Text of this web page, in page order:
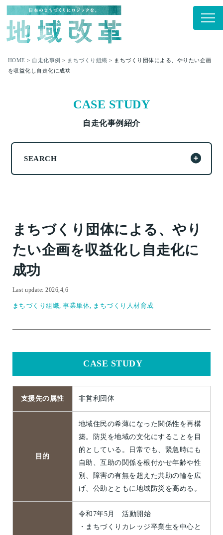
HOME > 自走化事例 > まちづくり組織 > まちづくり団体による、やりたい企画
を収益化し自走化に成功
CASE STUDY
自走化事例紹介
SEARCH
団体属性
まちづくり組織/ 自治体/企業
事例
事業単体/プロジェクト全体
まちづくり団体による、やり
たい企画を収益化し自走化に
成功
Last update: 2026,4,6
まちづくり組織, 事業単体, まちづくり人材育成
CASE STUDY
支援先の属性 非営利団体
目的
地域住民の希薄になった関係性を再構
築。防災を地域の文化にすることを目
的としている。日常でも、緊急時にも
自助、互助の関係を根付かせ年齢や性
別、障害の有無を超えた共助の輪を広
げ、公助とともに地域防災を高める。
令和7年5月 活動開始
・まちづくりカレッジ卒業生を中心と